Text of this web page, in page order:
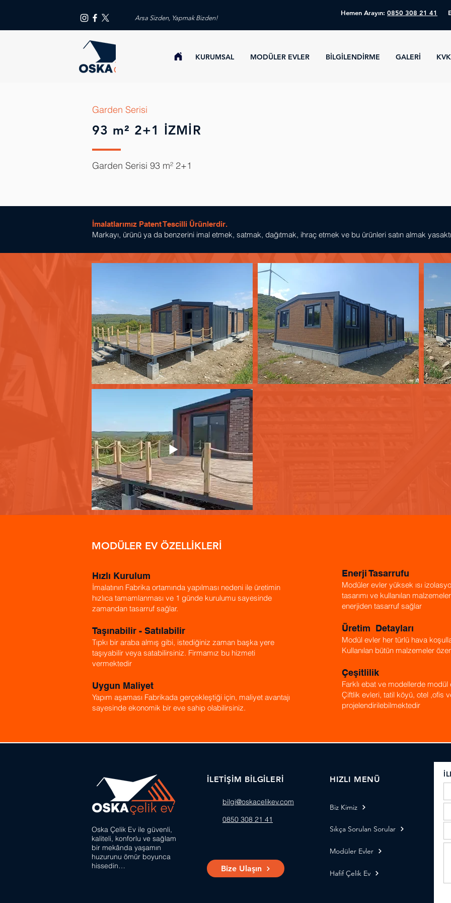
Arsa Sizden, Yapmak Bizden!
Hemen Arayın: 0850 308 21 41
KURUMSAL MODÜLER EVLER BİLGİLENDİRME GALERİ
Garden Serisi
93 m² 2+1 İZMİR
Garden Serisi 93 m² 2+1
İmalatlarımız Patent Tescilli Ürünlerdir.
Markayı, ürünü ya da benzerini imal etmek, satmak, dağıtmak, ihraç etmek ve bu ürünleri satın almak
MODÜLER EV ÖZELLİKLERİ
Hızlı Kurulum
İmalatının Fabrika ortamında yapılması nedeni ile üretimin
hızlıca tamamlanması ve 1 günde kurulumu sayesinde
zamandan tasarruf sağlar.
Taşınabilir - Satılabilir
Tıpkı bir araba almış gibi, istediğiniz zaman başka yere
taşıyabilir veya satabilirsiniz. Firmamız bu hizmeti
vermektedir
Uygun Maliyet
Yapım aşaması Fabrikada gerçekleştiği için, maliyet avantajı
sayesinde ekonomik bir eve sahip olabilirsiniz.
Enerji Tasarrufu
Modüler evler yüksek ısı
tasarımı ve kullanılan
enerjiden tasarruf sağlar
Üretim Detayları
Modül evler her türlü hava
Kullanılan bütün malzemeler
Çeşitlilik
Farklı ebat ve modellerde modül
Çiftlik evleri, tatil köyü, otel ,ofis
projelendirilebilmektedir
Oska Çelik Ev ile güvenli,
kaliteli, konforlu ve sağlam
bir mekânda yaşamın
huzurunu ömür boyunca
hissedin…
İLETİŞİM BİLGİLERİ
bilgi@oskacelikev.com
0850 308 21 41
Bize Ulaşın
HIZLI MENÜ
Biz Kimiz
Sıkça Sorulan Sorular
Modüler Evler
Hafif Çelik Ev